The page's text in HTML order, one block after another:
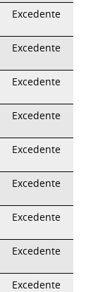
Excedente
Excedente
Excedente
Excedente
Excedente
Excedente
Excedente
Excedente
Excedente